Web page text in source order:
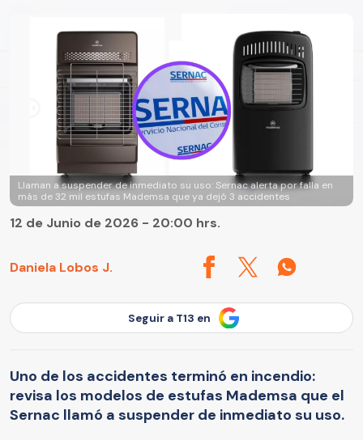
Llaman a suspender de inmediato su uso: Sernac alerta por falla en
más de 32 mil estufas Mademsa que ya dejó 3 accidentes
Daniela Lobos J.
12 de Junio de 2026 - 20:00 hrs.
Seguir a T13 en
Uno de los accidentes terminó en incendio:
revisa los modelos de estufas Mademsa que el
Sernac llamó a suspender de inmediato su uso.